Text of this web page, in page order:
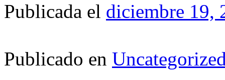
Publicada el diciembre 19,
Publicado en